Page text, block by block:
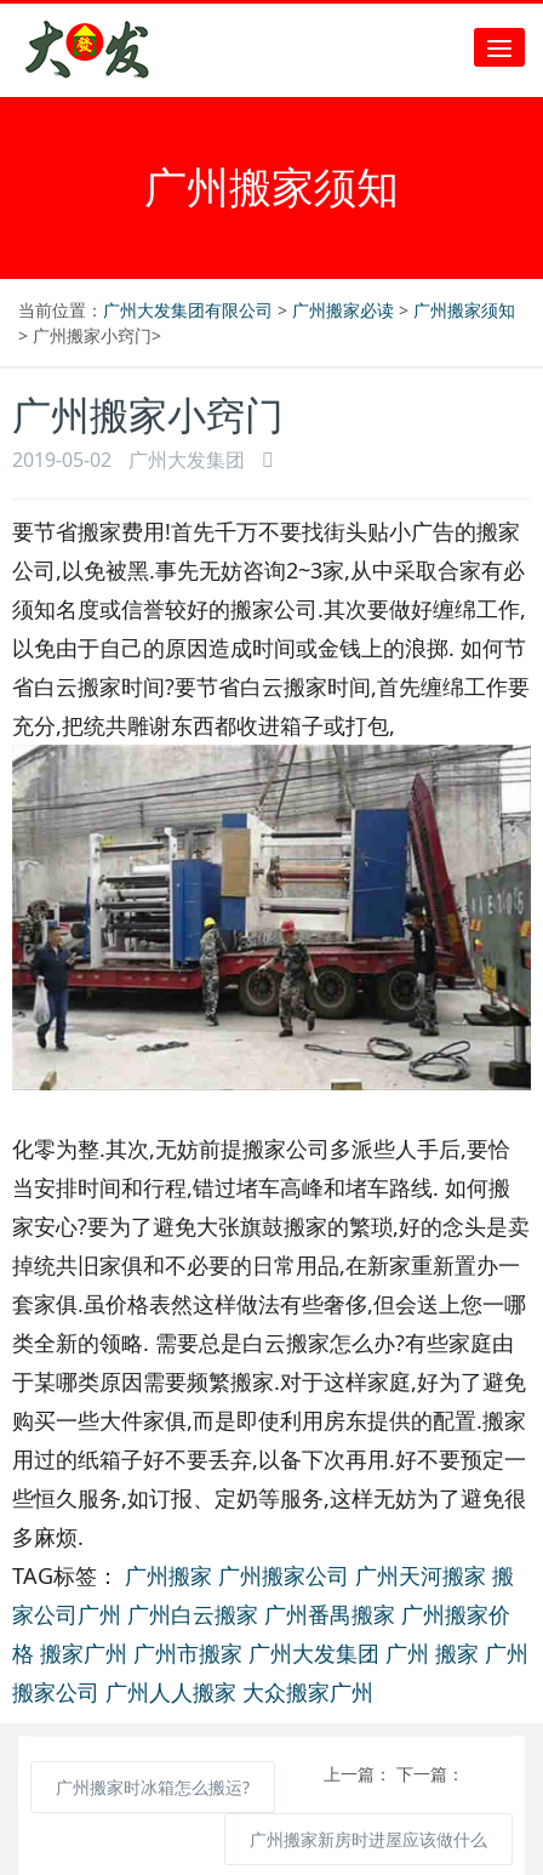
广州搬家须知
当前位置： 广州大发集团有限公司 > 广州搬家必读 > 广州搬家须知
> 广州搬家小窍门>
广州搬家小窍门
2019-05-02 广州大发集团
要节省搬家费用!首先千万不要找街头贴小广告的搬家
公司,以免被黑.事先无妨咨询2~3家,从中采取合家有必
须知名度或信誉较好的搬家公司.其次要做好缠绵工作,
以免由于自己的原因造成时间或金钱上的浪掷. 如何节
省白云搬家时间?要节省白云搬家时间,首先缠绵工作要
充分,把统共雕谢东西都收进箱子或打包,
化零为整.其次,无妨前提搬家公司多派些人手后,要恰
当安排时间和行程,错过堵车高峰和堵车路线. 如何搬
家安心?要为了避免大张旗鼓搬家的繁琐,好的念头是卖
掉统共旧家俱和不必要的日常用品,在新家重新置办一
套家俱.虽价格表然这样做法有些奢侈,但会送上您一哪
类全新的领略. 需要总是白云搬家怎么办?有些家庭由
于某哪类原因需要频繁搬家.对于这样家庭,好为了避免
购买一些大件家俱,而是即使利用房东提供的配置.搬家
用过的纸箱子好不要丢弃,以备下次再用.好不要预定一
些恒久服务,如订报、定奶等服务,这样无妨为了避免很
多麻烦.
TAG标签： 广州搬家 广州搬家公司 广州天河搬家 搬
家公司广州 广州白云搬家 广州番禺搬家 广州搬家价
格 搬家广州 广州市搬家 广州大发集团 广州 搬家 广州
搬家公司 广州人人搬家 大众搬家广州
上一篇：
广州搬家时冰箱怎么搬运?
下一篇：
广州搬家新房时进屋应该做什么